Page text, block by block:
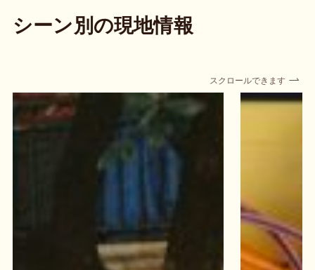
シーン別の現地情報
スクロールできます